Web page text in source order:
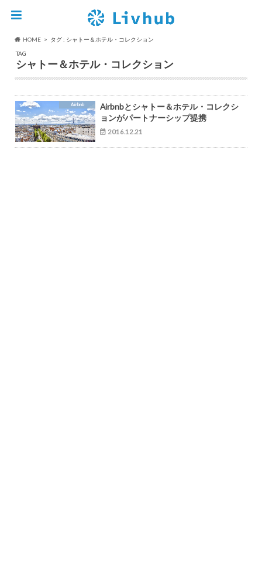
HOME
タグ : シャトー＆ホテル・コレクション
TAG
シャトー＆ホテル・コレクション
Airbnb
Airbnbとシャトー＆ホテル・コレクシ
ョンがパートナーシップ提携
2016.12.21